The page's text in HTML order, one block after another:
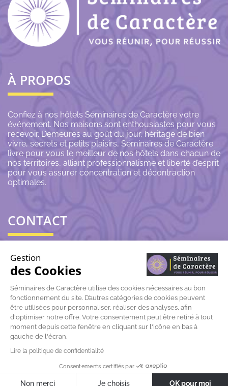
À PROPOS
Confiez à nos hôtels Séminaires de Caractère votre
événement. Nos maisons sont enthousiastes pour vous
recevoir. Demeures au goût du jour, héritage de bien
vivre, secrets et petits plaisirs, Séminaires de Caractère
livre pour vous le meilleur de nos hôtels dans chacun de
nos territoires, alliant professionnalisme et liberté d’esprit
pour vous assurer concentration et décontraction
optimales.
CONTACT
06 43 69 79 72
contact@seminairesdecaractere.fr
197 Rue Léon Arnoux
84120 Pertuis
personnelles
Gestion
des Cookies
Séminaires de Caractère utilise des cookies nécessaires au bon
fonctionnement du site. D’autres catégories de cookies peuvent
être utilisées pour personnaliser, réaliser des analyses, afin
d'optimiser notre offre. Votre consentement peut être retiré à tout
moment depuis cette fenêtre en cliquant sur l'icône en bas à
gauche de l'écran.
Lire la politique de confidentialité
Consentements certifiés par
Non merci Je choisis OK pour moi